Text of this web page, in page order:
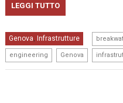
LEGGI TUTTO
Genova, Infrastrutture
engineering Genova